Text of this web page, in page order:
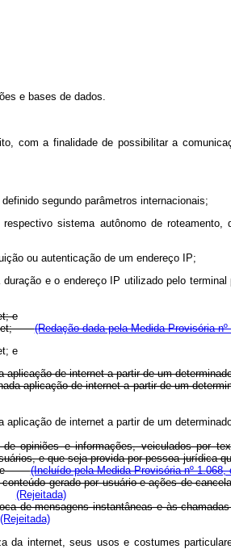
e bases de dados.
com a finalidade de possibilitar a
segundo parâmetros internacionais;
sistema autônomo de roteamento,
ou autenticação de um endereço IP;
e o endereço IP utilizado pelo
e
(Redação dada pela Medida Provisória
e
de internet a partir de um
aplicação de internet a partir de um
de internet a partir de um
opiniões e informações, veiculados por
e que seja provida por pessoa jurídica
e(Incluído pela Medida Provisória nº 1.068,
gerado por usuário e ações de
(Rejeitada)
de mensagens instantâneas e às
(Rejeitada)
internet, seus usos e costumes